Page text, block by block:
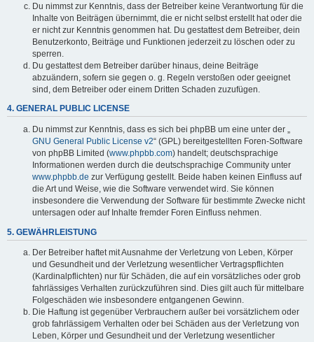
Du nimmst zur Kenntnis, dass der Betreiber keine Verantwortung für die
Inhalte von Beiträgen übernimmt, die er nicht selbst erstellt hat oder die
er nicht zur Kenntnis genommen hat. Du gestattest dem Betreiber, dein
Benutzerkonto, Beiträge und Funktionen jederzeit zu löschen oder zu
sperren.
Du gestattest dem Betreiber darüber hinaus, deine Beiträge
abzuändern, sofern sie gegen o. g. Regeln verstoßen oder geeignet
sind, dem Betreiber oder einem Dritten Schaden zuzufügen.
4. GENERAL PUBLIC LICENSE
Du nimmst zur Kenntnis, dass es sich bei phpBB um eine unter der „
GNU General Public License v2“ (GPL) bereitgestellten Foren-Software
von phpBB Limited (www.phpbb.com) handelt; deutschsprachige
Informationen werden durch die deutschsprachige Community unter
www.phpbb.de zur Verfügung gestellt. Beide haben keinen Einfluss auf
die Art und Weise, wie die Software verwendet wird. Sie können
insbesondere die Verwendung der Software für bestimmte Zwecke nicht
untersagen oder auf Inhalte fremder Foren Einfluss nehmen.
5. GEWÄHRLEISTUNG
Der Betreiber haftet mit Ausnahme der Verletzung von Leben, Körper
und Gesundheit und der Verletzung wesentlicher Vertragspflichten
(Kardinalpflichten) nur für Schäden, die auf ein vorsätzliches oder grob
fahrlässiges Verhalten zurückzuführen sind. Dies gilt auch für mittelbare
Folgeschäden wie insbesondere entgangenen Gewinn.
Die Haftung ist gegenüber Verbrauchern außer bei vorsätzlichem oder
grob fahrlässigem Verhalten oder bei Schäden aus der Verletzung von
Leben, Körper und Gesundheit und der Verletzung wesentlicher